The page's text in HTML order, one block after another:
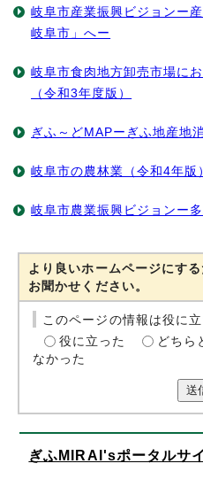
岐阜市産業振興ビジョンー
岐阜市」へー
岐阜市食肉地方卸売市場に
（令和3年度版）
ぎふ～どMAPーぎふ地産地
岐阜市の農林業（令和4年版
岐阜市農業振興ビジョンー
より良いホームページにす
お聞かせください。
このページの情報は役に
役に立った
どちら
なかった
送
ぎふMIRAI'sポータルサ